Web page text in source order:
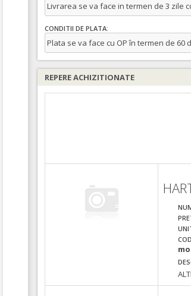
Livrarea se va face in termen de 3 zile
CONDITII DE PLATA:
Plata se va face cu OP în termen de 60
REPERE ACHIZITIONATE